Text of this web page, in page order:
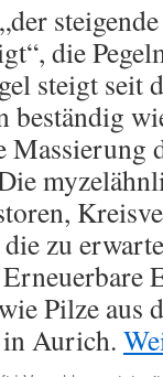
die
steigt seit
beständig
zu
Pilze aus
Aurich.